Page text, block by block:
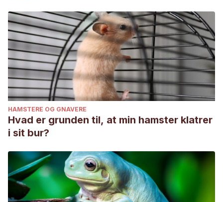
HAMSTERE OG GNAVERE
Hvad er grunden til, at min hamster klatrer
i sit bur?